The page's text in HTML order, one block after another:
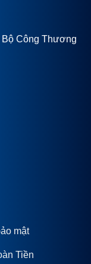
Bộ Công Thương
mật
Tiền